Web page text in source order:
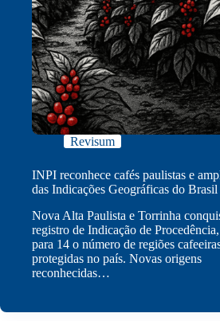
Revisum
INPI reconhece cafés paulistas e
das Indicações Geográficas do Brasil
Nova Alta Paulista e Torrinha
registro de Indicação de
para 14 o número de regiões
protegidas no país. Novas origens
reconhecidas…